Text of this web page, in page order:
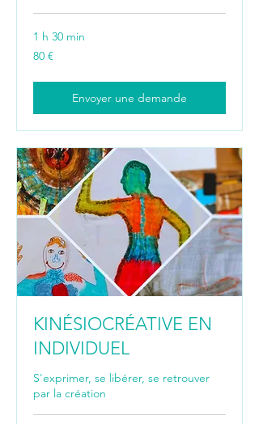
1 h 30 min
80
euros
80 €
Envoyer une demande
KINÉSIOCRÉATIVE EN
INDIVIDUEL
S'exprimer, se libérer, se retrouver
par la création